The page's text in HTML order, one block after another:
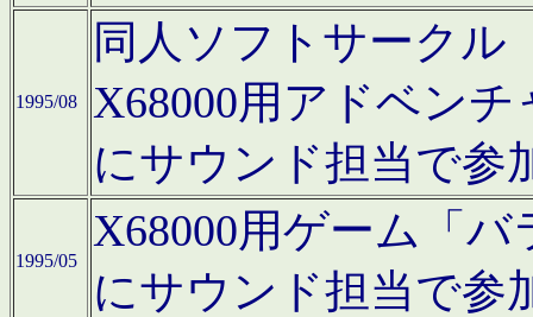
1995/08
同人ソフトサークル
X68000用アドベン
にサウンド担当で参
1995/05
X68000用ゲーム「
にサウンド担当で参